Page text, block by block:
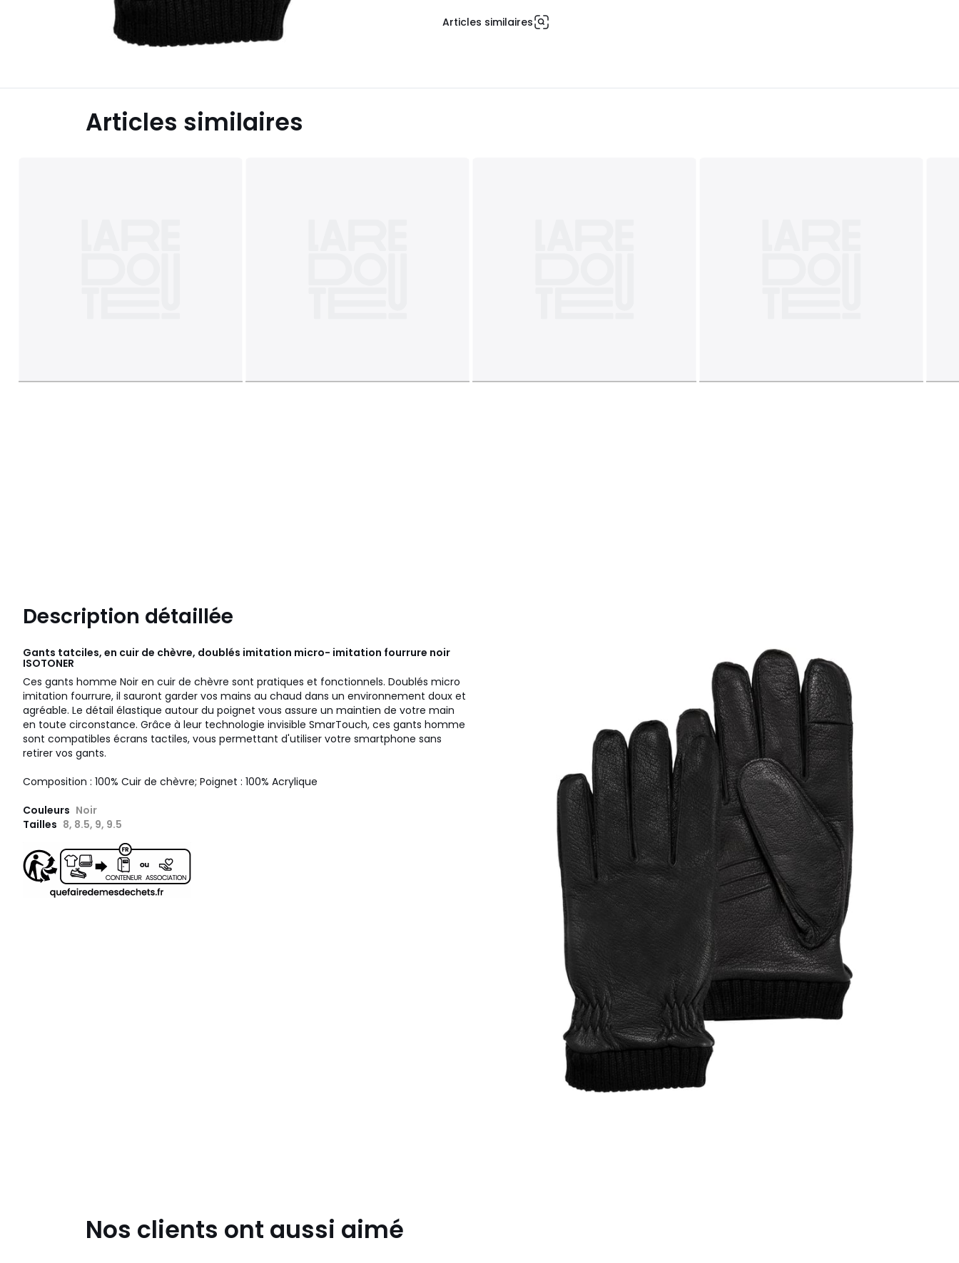
Articles similaires
Articles similaires
Description détaillée
Gants tatciles, en cuir de chèvre, doublés imitation micro- imitation fourrure noir
ISOTONER
Ces gants homme Noir en cuir de chèvre sont pratiques et fonctionnels. Doublés micro
imitation fourrure, il sauront garder vos mains au chaud dans un environnement doux et
agréable. Le détail élastique autour du poignet vous assure un maintien de votre main
en toute circonstance. Grâce à leur technologie invisible SmarTouch, ces gants homme
sont compatibles écrans tactiles, vous permettant d'utiliser votre smartphone sans
retirer vos gants.
Composition : 100% Cuir de chèvre; Poignet : 100% Acrylique
Couleurs Noir
Tailles 8, 8.5, 9, 9.5
Nos clients ont aussi aimé